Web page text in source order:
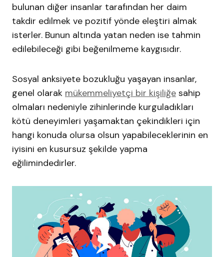
bulunan diğer insanlar tarafından her daim
takdir edilmek ve pozitif yönde eleştiri almak
isterler. Bunun altında yatan neden ise tahmin
edilebileceği gibi beğenilmeme kaygısıdır.
Sosyal anksiyete bozukluğu yaşayan insanlar,
genel olarak mükemmeliyetçi bir kişiliğe sahip
olmaları nedeniyle zihinlerinde kurguladıkları
kötü deneyimleri yaşamaktan çekindikleri için
hangi konuda olursa olsun yapabileceklerinin en
iyisini en kusursuz şekilde yapma
eğilimindedirler.